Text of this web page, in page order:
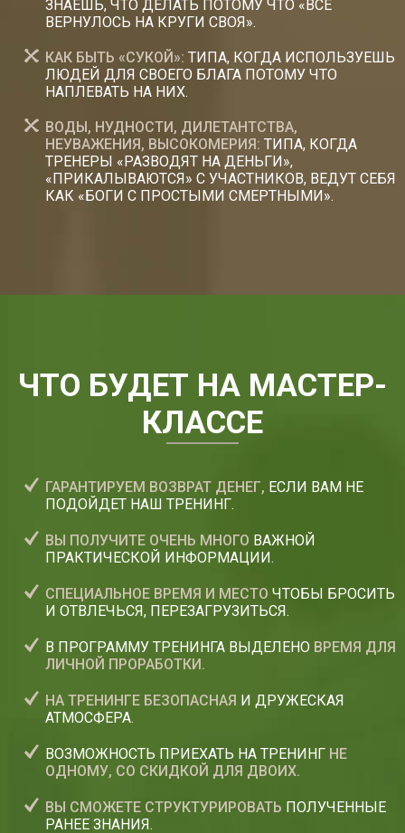
ЗНАЕШЬ, ЧТО ДЕЛАТЬ ПОТОМУ ЧТО «ВСЕ
ВЕРНУЛОСЬ НА КРУГИ СВОЯ».
КАК БЫТЬ «СУКОЙ»: ТИПА, КОГДА ИСПОЛЬЗУЕШЬ
ЛЮДЕЙ ДЛЯ СВОЕГО БЛАГА ПОТОМУ ЧТО
НАПЛЕВАТЬ НА НИХ.
ВОДЫ, НУДНОСТИ, ДИЛЕТАНТСТВА,
НЕУВАЖЕНИЯ, ВЫСОКОМЕРИЯ: ТИПА, КОГДА
ТРЕНЕРЫ «РАЗВОДЯТ НА ДЕНЬГИ»,
«ПРИКАЛЫВАЮТСЯ» С УЧАСТНИКОВ, ВЕДУТ СЕБЯ
КАК «БОГИ С ПРОСТЫМИ СМЕРТНЫМИ».
ЧТО БУДЕТ НА МАСТЕР-
КЛАССЕ
ГАРАНТИРУЕМ ВОЗВРАТ ДЕНЕГ, ЕСЛИ ВАМ НЕ
ПОДОЙДЕТ НАШ ТРЕНИНГ.
ВЫ ПОЛУЧИТЕ ОЧЕНЬ МНОГО ВАЖНОЙ
ПРАКТИЧЕСКОЙ ИНФОРМАЦИИ.
СПЕЦИАЛЬНОЕ ВРЕМЯ И МЕСТО ЧТОБЫ БРОСИТЬ
И ОТВЛЕЧЬСЯ, ПЕРЕЗАГРУЗИТЬСЯ.
В ПРОГРАММУ ТРЕНИНГА ВЫДЕЛЕНО ВРЕМЯ ДЛЯ
ЛИЧНОЙ ПРОРАБОТКИ.
НА ТРЕНИНГЕ БЕЗОПАСНАЯ И ДРУЖЕСКАЯ
АТМОСФЕРА.
ВОЗМОЖНОСТЬ ПРИЕХАТЬ НА ТРЕНИНГ НЕ
ОДНОМУ, СО СКИДКОЙ ДЛЯ ДВОИХ.
ВЫ СМОЖЕТЕ СТРУКТУРИРОВАТЬ ПОЛУЧЕННЫЕ
РАНЕЕ ЗНАНИЯ.